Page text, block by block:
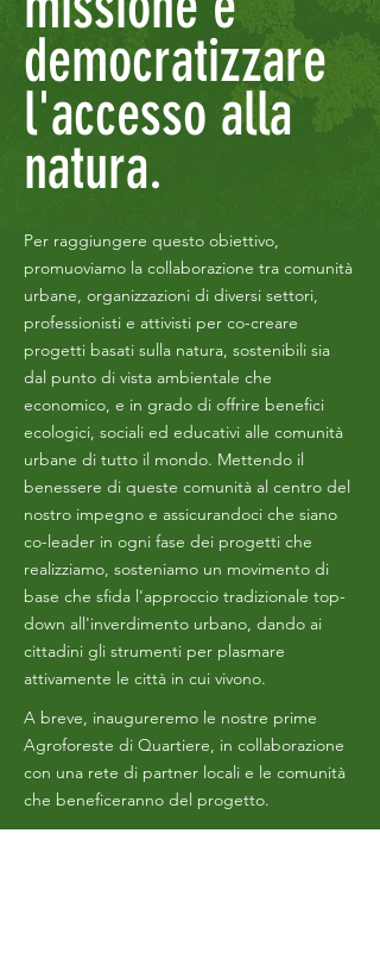
democratizzare
l'accesso alla
natura.
Per raggiungere questo obiettivo,
promuoviamo la collaborazione tra comunità
urbane, organizzazioni di diversi settori,
professionisti e attivisti per co-creare
progetti basati sulla natura, sostenibili sia
dal punto di vista ambientale che
economico, e in grado di offrire benefici
ecologici, sociali ed educativi alle comunità
urbane di tutto il mondo. Mettendo il
benessere di queste comunità al centro del
nostro impegno e assicurandoci che siano
co-leader in ogni fase dei progetti che
realizziamo, sosteniamo un movimento di
base che sfida l'approccio tradizionale top-
down all'inverdimento urbano, dando ai
cittadini gli strumenti per plasmare
attivamente le città in cui vivono.
A breve, inaugureremo le nostre prime
Agroforeste di Quartiere, in collaborazione
con una rete di partner locali e le comunità
che beneficeranno del progetto.